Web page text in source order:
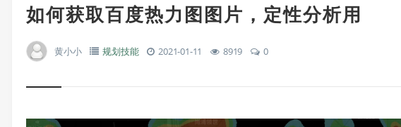
如何获取百度热力图图片，定性分析用
黄小小 规划技能 2021-01-11 8919 0